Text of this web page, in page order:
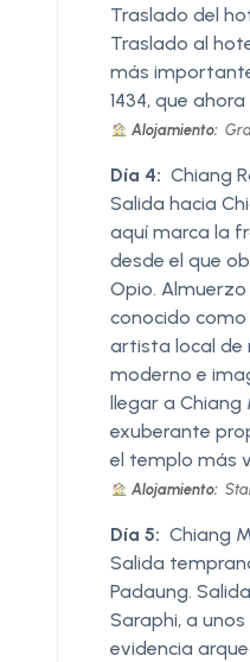
Traslado del
Traslado al
más
1434, que
Alojamiento:
Día 4: Chiang
Salida hacia
aquí marca la
desde el que
Opio.
conocido como
artista local de
moderno e
llegar a Chiang
exuberante
el templo más
Alojamiento:
Día 5: Chiang
Salida
Padaung.
Saraphi, a
evidencia